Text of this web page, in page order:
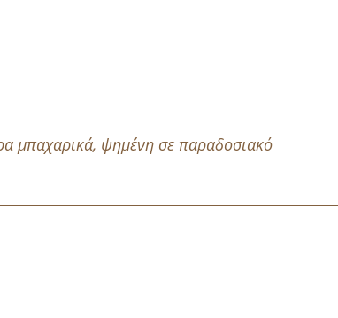
μπαχαρικά, ψημένη σε παραδοσιακό